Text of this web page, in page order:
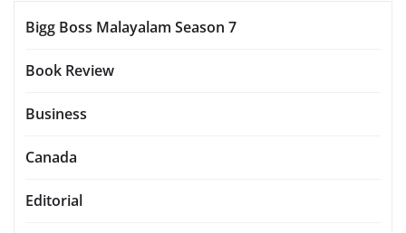
Bigg Boss Malayalam Season 7
Book Review
Business
Canada
Editorial